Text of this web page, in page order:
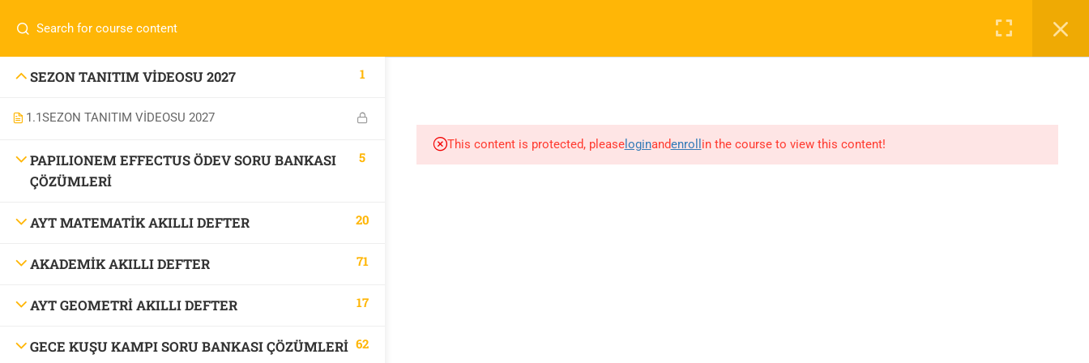
İletişim: 0 536 360 68 27 Login
SEZON TANITIM VİDEOSU 2027 1
1.1SEZON TANITIM VİDEOSU 2027
PAPILIONEM EFFECTUS ÖDEV SORU BANKASI
ÇÖZÜMLERİ
5
AYT MATEMATİK AKILLI DEFTER 20
AKADEMİK AKILLI DEFTER 71
AYT GEOMETRİ AKILLI DEFTER 17
GECE KUŞU KAMPI SORU BANKASI ÇÖZÜMLERİ 62
This content is protected, pleaseloginandenroll in the course to view this content!
Company
ÖABT Matematik 2027 Kayıt
İletişim
Links
Derslerimiz
OABT Matematik